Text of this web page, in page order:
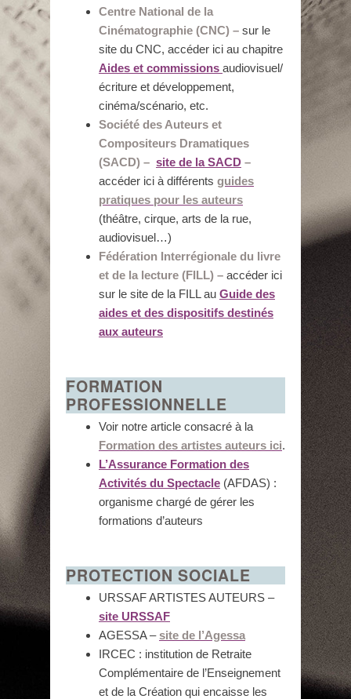
Centre National de la
Cinématographie (CNC) – sur le
site du CNC, accéder ici au chapitre
Aides et commissions audiovisuel/
écriture et développement,
cinéma/scénario, etc.
Société des Auteurs et
Compositeurs Dramatiques
(SACD) – site de la SACD –
accéder ici à différents guides
pratiques pour les auteurs
(théâtre, cirque, arts de la rue,
audiovisuel…)
Fédération Interrégionale du livre
et de la lecture (FILL) – accéder ici
sur le site de la FILL au Guide des
aides et des dispositifs destinés
aux auteurs
FORMATION
PROFESSIONNELLE
Voir notre article consacré à la
Formation des artistes auteurs ici.
L’Assurance Formation des
Activités du Spectacle (AFDAS) :
organisme chargé de gérer les
formations d’auteurs
PROTECTION SOCIALE
URSSAF ARTISTES AUTEURS –
site URSSAF
AGESSA –site de l’Agessa
IRCEC : institution de Retraite
Complémentaire de l’Enseignement
et de la Création qui encaisse les